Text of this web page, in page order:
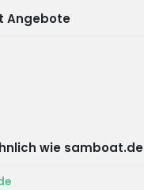
Angebote
wie samboat.de